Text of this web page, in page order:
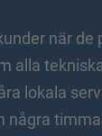
när de
alla
lokala
några